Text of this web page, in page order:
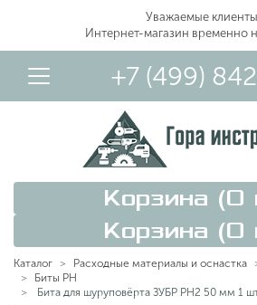
Уважаемые
Интернет-магазин временно
+7 (499)
Корзина (0
Корзина (0
Каталог Расходные материалы и оснастка
Биты PH
Бита для шуруповёрта ЗУБР PH2 50 мм 1